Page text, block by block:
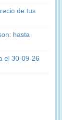
de tus
hasta
el 30-09-26